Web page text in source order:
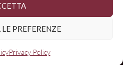
PREFERENZE
Privacy Policy